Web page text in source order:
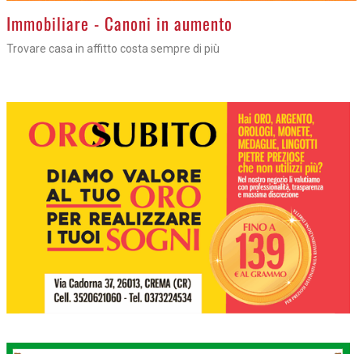
>Immobiliare - Canoni in aumento
Trovare casa in affitto costa sempre di più